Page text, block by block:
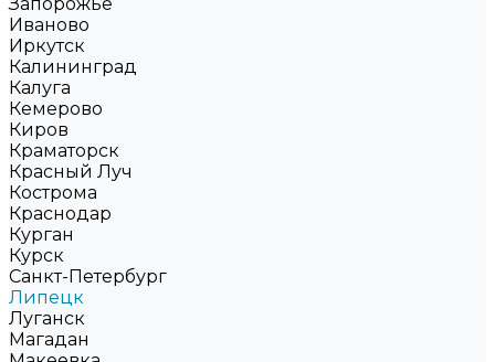
Иваново
Иркутск
Калининград
Калуга
Кемерово
Киров
Краматорск
Красный Луч
Кострома
Краснодар
Курган
Курск
Санкт-Петербург
Липецк
Луганск
Магадан